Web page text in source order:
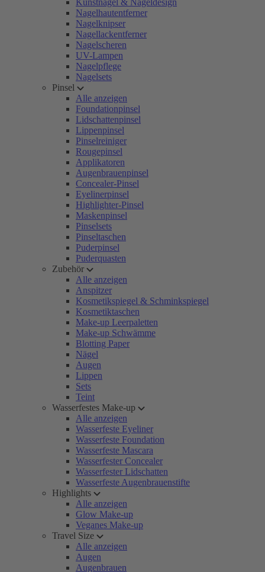
Kunstnägel & Nageldesign
Nagelhautentferner
Nagelknipser
Nagellackentferner
Nagelscheren
UV-Lampen
Nagelpflege
Nagelsets
Pinsel
Alle anzeigen
Foundationpinsel
Lidschattenpinsel
Lippenpinsel
Pinselreiniger
Rougepinsel
Applikatoren
Augenbrauenpinsel
Concealer-Pinsel
Eyelinerpinsel
Highlighter-Pinsel
Maskenpinsel
Pinselsets
Pinseltaschen
Puderpinsel
Puderquasten
Zubehör
Alle anzeigen
Anspitzer
Kosmetikspiegel & Schminkspiegel
Kosmetiktaschen
Make-up Leerpaletten
Make-up Schwämme
Blotting Paper
Nägel
Augen
Lippen
Sets
Teint
Wasserfestes Make-up
Alle anzeigen
Wasserfeste Eyeliner
Wasserfeste Foundation
Wasserfeste Mascara
Wasserfester Concealer
Wasserfester Lidschatten
Wasserfeste Augenbrauenstifte
Highlights
Alle anzeigen
Glow Make-up
Veganes Make-up
Travel Size
Alle anzeigen
Augen
Augenbrauen